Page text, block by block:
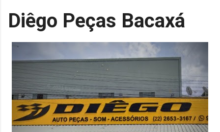
Diêgo Peças Bacaxá